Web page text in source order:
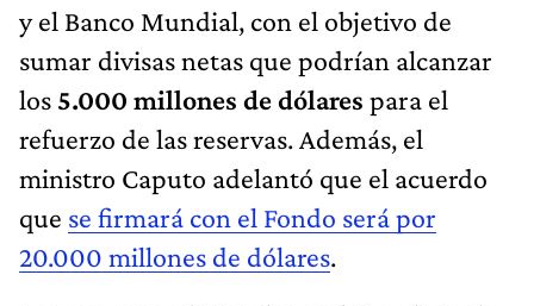
y el Banco Mundial, con el objetivo de
sumar divisas netas que podrían alcanzar
los 5.000 millones de dólares para el
refuerzo de las reservas. Además, el
ministro Caputo adelantó que el acuerdo
que se firmará con el Fondo será por
20.000 millones de dólares.